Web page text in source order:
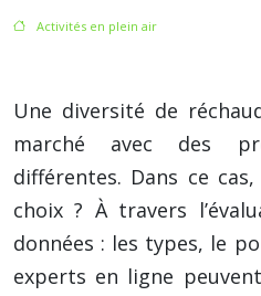
Activités en plein air
Une diversité de
marché avec des
différentes. Dans ce
choix ? À travers
données : les types, le
experts en ligne